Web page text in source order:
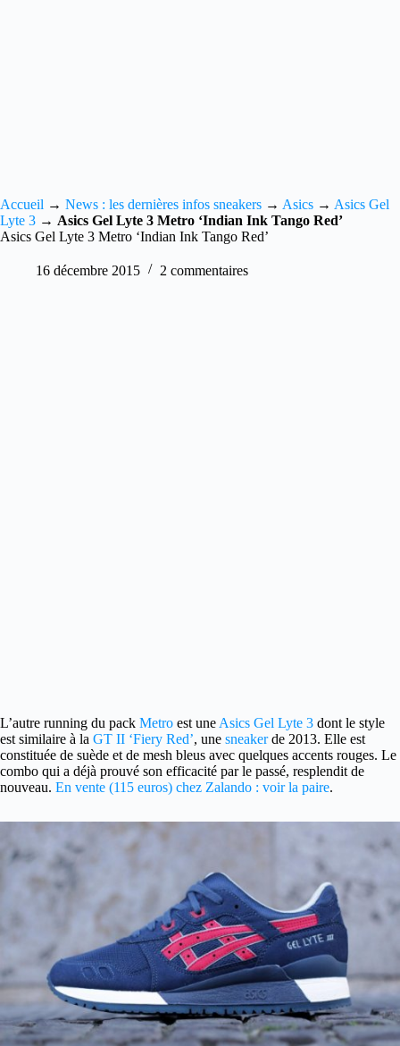
Accueil → News : les dernières infos sneakers → Asics → Asics Gel
Lyte 3 → Asics Gel Lyte 3 Metro ‘Indian Ink Tango Red’
Asics Gel Lyte 3 Metro ‘Indian Ink Tango Red’
16 décembre 2015 2 commentaires
L’autre running du pack Metro est une Asics Gel Lyte 3 dont le style
est similaire à la GT II ‘Fiery Red’, une sneakerde 2013. Elle est
constituée de suède et de mesh bleus avec quelques accents rouges. Le
combo qui a déjà prouvé son efficacité par le passé, resplendit de
nouveau. En vente (115 euros) chez Zalando : voir la paire.